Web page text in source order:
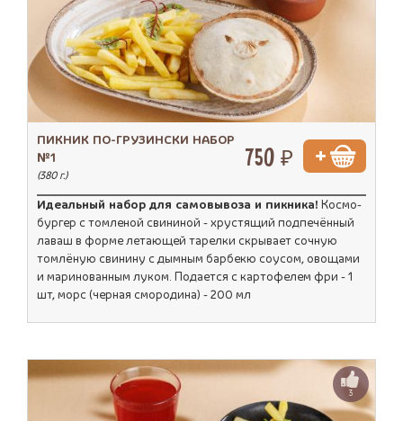
ПИКНИК ПО-ГРУЗИНСКИ НАБОР
№1
(380 г.)
750 ₽
Идеальный набор для самовывоза и пикника! Космо-
бургер с томленой свининой - хрустящий подпечённый
лаваш в форме летающей тарелки скрывает сочную
томлёную свинину с дымным барбекю соусом, овощами
и маринованным луком. Подается с картофелем фри - 1
шт, морс (черная смородина) - 200 мл
3